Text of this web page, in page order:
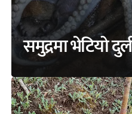
समुद्रमा भेटियो